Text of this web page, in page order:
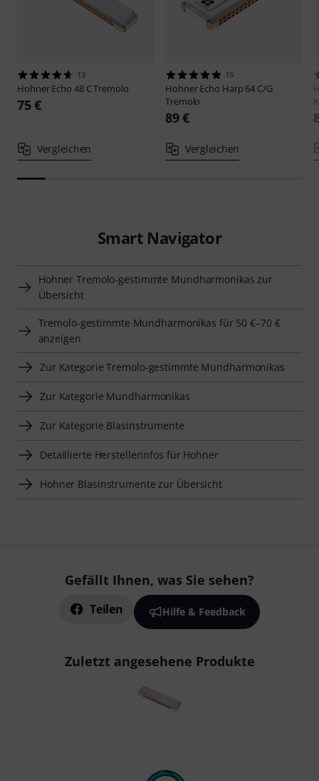
13
HohnerEcho 48 C Tremolo
75 €
Vergleichen
15
HohnerEcho Harp 64 C/G
Tremolo
89 €
Vergleichen
Smart Navigator
Hohner Tremolo-gestimmte Mundharmonikas zur
Übersicht
Tremolo-gestimmte Mundharmonikas für 50 €–70 €
anzeigen
Zur Kategorie Tremolo-gestimmte Mundharmonikas
Zur Kategorie Mundharmonikas
Zur Kategorie Blasinstrumente
Detaillierte Herstellerinfos für Hohner
Hohner Blasinstrumente zur Übersicht
Gefällt Ihnen, was Sie sehen?
Teilen Hilfe & Feedback
Zuletzt angesehene Produkte